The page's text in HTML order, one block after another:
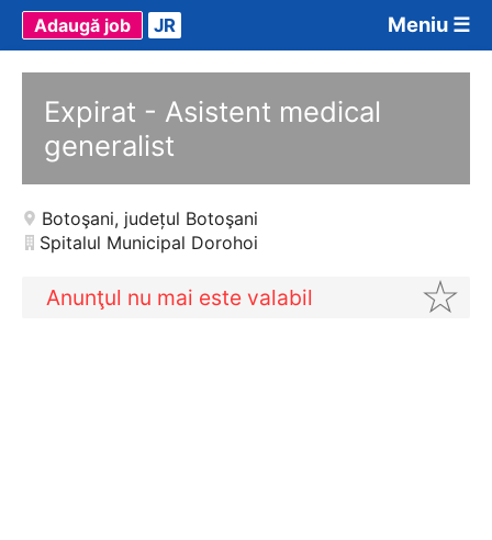
Meniu ☰
Adaugă job JR
Expirat - Asistent medical
generalist
Botoşani, județul Botoşani
Spitalul Municipal Dorohoi
Anunţul nu mai este valabil